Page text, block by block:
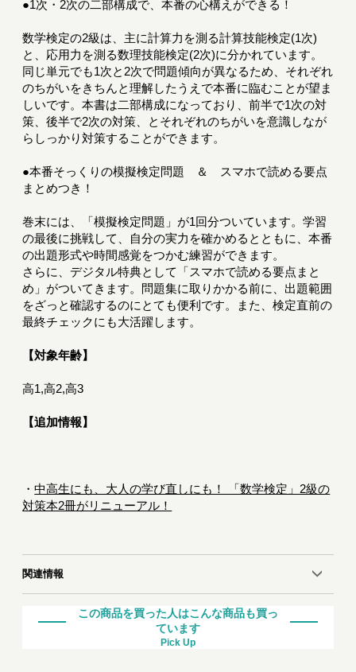
●1次・2次の二部構成で、本番の心構えができる！
数学検定の2級は、主に計算力を測る計算技能検定(1次)
と、応用力を測る数理技能検定(2次)に分かれています。
同じ単元でも1次と2次で問題傾向が異なるため、それぞれ
のちがいをきちんと理解したうえで本番に臨むことが望ま
しいです。本書は二部構成になっており、前半で1次の対
策、後半で2次の対策、とそれぞれのちがいを意識しなが
らしっかり対策することができます。
●本番そっくりの模擬検定問題 ＆ スマホで読める要点
まとめつき！
巻末には、「模擬検定問題」が1回分ついています。学習
の最後に挑戦して、自分の実力を確かめるとともに、本番
の出題形式や時間感覚をつかむ練習ができます。
さらに、デジタル特典として「スマホで読める要点まと
め」がついてきます。問題集に取りかかる前に、出題範囲
をざっと確認するのにとても便利です。また、検定直前の
最終チェックにも大活躍します。
【対象年齢】
高1,高2,高3
【追加情報】
・中高生にも、大人の学び直しにも！ 「数学検定」2級の
対策本2冊がリニューアル！
関連情報
この商品を買った人はこんな商品も買っ
ています
Pick Up